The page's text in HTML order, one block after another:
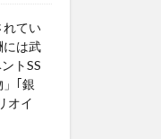
れてい
には武
トSS
｢銀
オイ